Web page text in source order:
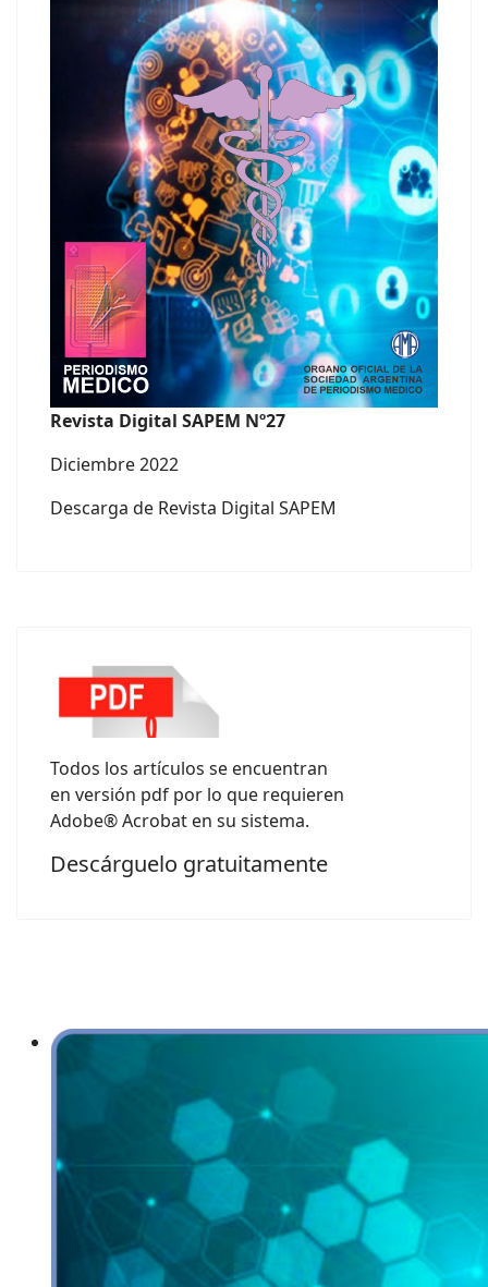
Revista Digital SAPEM Nº27
Diciembre 2022
Descarga de Revista Digital SAPEM
Todos los artículos se encuentran
en versión pdf por lo que requieren
Adobe® Acrobat en su sistema.
Descárguelo gratuitamente